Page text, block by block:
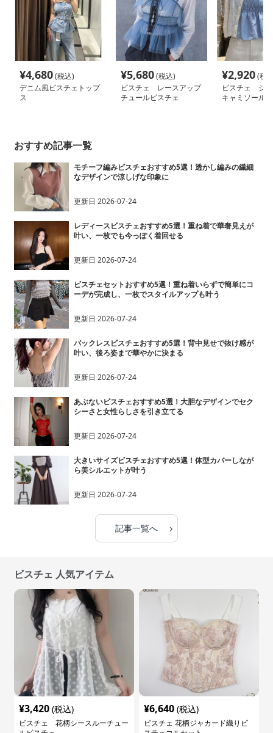
¥4,680(税込)
デニム風ビスチェトップ
ス
¥5,680(税込)
ビスチェ レースアップ
チュールビスチェ
¥2,920(税
ビスチェ シ
キャミソール
おすすめ記事一覧
モチーフ編みビスチェおすすめ5選！透かし編みの繊細
なデザインで涼しげな印象に
更新日 2026-07-24
レディースビスチェおすすめ5選！重ね着で華奢見えが
叶い、一枚でも今っぽく着回せる
更新日 2026-07-24
ビスチェセットおすすめ5選！重ね着いらずで簡単にコ
ーデが完成し、一枚でスタイルアップも叶う
更新日 2026-07-24
バックレスビスチェおすすめ5選！背中見せで抜け感が
叶い、後ろ姿まで華やかに決まる
更新日 2026-07-24
あぶないビスチェおすすめ5選！大胆なデザインでセク
シーさと女性らしさを引き立てる
更新日 2026-07-24
大きいサイズビスチェおすすめ5選！体型カバーしなが
ら美シルエットが叶う
更新日 2026-07-24
記事一覧へ ›
ビスチェ 人気アイテム
¥3,420 (税込)
ビスチェ 花柄シースルーチュー
¥6,640 (税込)
ビスチェ 花柄ジャカード織りビ